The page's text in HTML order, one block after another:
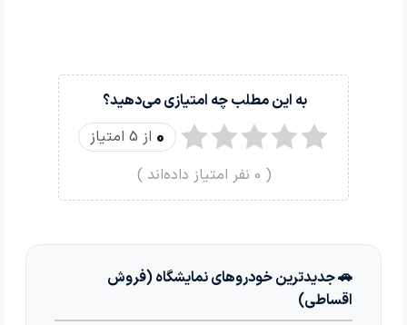
به این مطلب چه امتیازی می‌دهید؟
0 از 5 امتیاز
(
0 نفر امتیاز داده‌اند )
🚗 جدیدترین خودروهای نمایشگاه (فروش
اقساطی)